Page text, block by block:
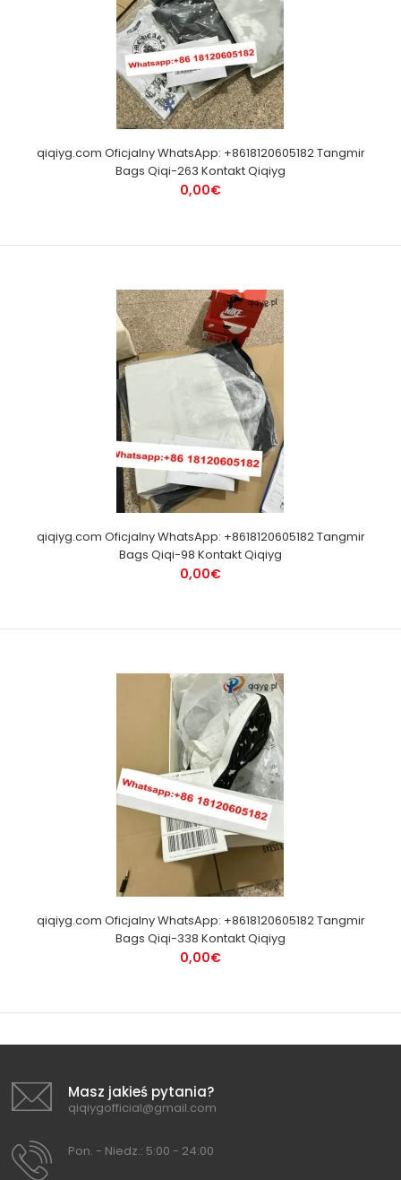
qiqiyg.com Oficjalny WhatsApp: +8618120605182 Tangmir
Bags Qiqi-263 Kontakt Qiqiyg
0,00€
qiqiyg.com Oficjalny WhatsApp: +8618120605182 Tangmir
Bags Qiqi-98 Kontakt Qiqiyg
0,00€
qiqiyg.com Oficjalny WhatsApp: +8618120605182 Tangmir
Bags Qiqi-338 Kontakt Qiqiyg
0,00€
Masz jakieś pytania?
qiqiygofficial@gmail.com
Pon. - Niedz.: 5:00 - 24:00